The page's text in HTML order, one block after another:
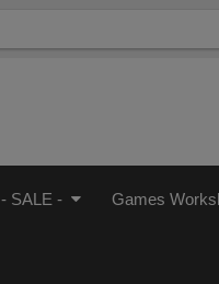
- SALE - Games